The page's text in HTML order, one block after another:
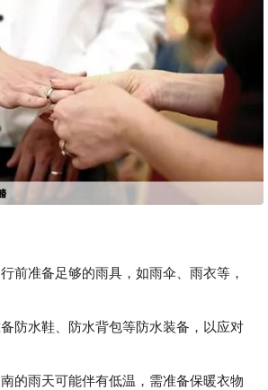
前准备足够的雨具，如雨伞、雨衣等，
水鞋、防水背包等防水装备，以应对
雨天可能伴有低温，需准备保暖衣物